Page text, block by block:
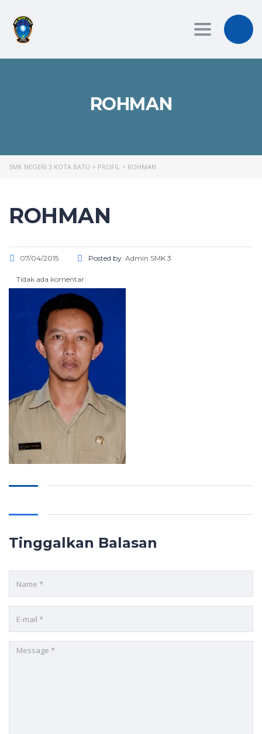
Toggle
ROHMAN
SMK NEGERI 3 KOTA BATU > PROFIL > ROHMAN
ROHMAN
07/04/2015 Posted by: Admin SMK 3
Tidak ada komentar
Tinggalkan Balasan